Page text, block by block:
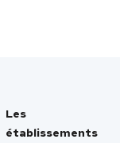
Les
établissements